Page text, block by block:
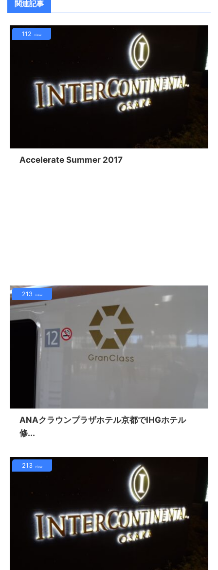
関連記事
112 view
Accelerate Summer 2017
213 view
ANAクラウンプラザホテル京都でIHGホテル
修...
213 view